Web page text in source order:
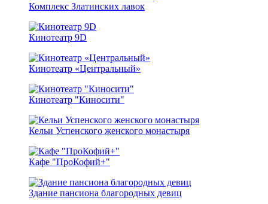
Комплекс Златинских лавок
Кинотеатр 9D
Кинотеатр «Центральный»
Кинотеатр "Киносити"
Кельи Успенского женского монастыря
Кафе "ПроКофий+"
Здание пансиона благородных девиц